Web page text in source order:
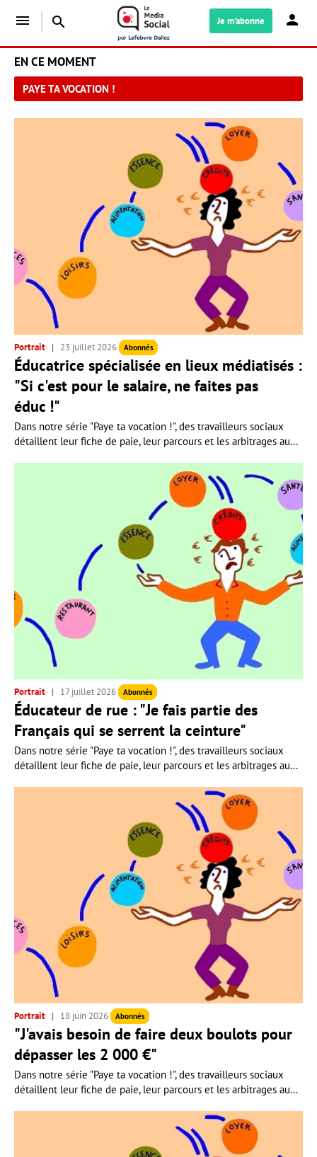
menu search Je m'abonne
EN CE MOMENT
PAYE TA VOCATION !
Portrait 23 juillet 2026 Abonnés
Éducatrice spécialisée en lieux médiatisés :
"Si c'est pour le salaire, ne faites pas
éduc !"
Dans notre série "Paye ta vocation !", des travailleurs sociaux
détaillent leur fiche de paie, leur parcours et les arbitrages au...
Portrait 17 juillet 2026 Abonnés
Éducateur de rue : "Je fais partie des
Français qui se serrent la ceinture"
Dans notre série "Paye ta vocation !", des travailleurs sociaux
détaillent leur fiche de paie, leur parcours et les arbitrages au...
Portrait 18 juin 2026 Abonnés
"J'avais besoin de faire deux boulots pour
dépasser les 2 000 €"
Dans notre série "Paye ta vocation !", des travailleurs sociaux
détaillent leur fiche de paie, leur parcours et les arbitrages au...